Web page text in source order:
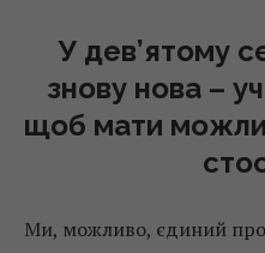
У дев’ятому
знову нова –
щоб мати
Ми, можливо, єдиний